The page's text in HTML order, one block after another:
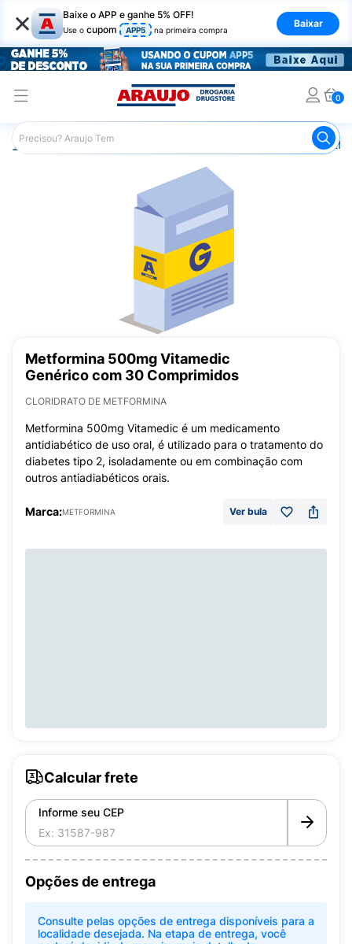
× Baixe o APP e ganhe 5% OFF!
Use o cupom APP5 na primeira compra
Baixar
0
Araujo Medicamentos
Metformina 500mg Vitamedic
Genérico com 30 Comprimidos
CLORIDRATO DE METFORMINA
Metformina 500mg Vitamedic é um medicamento
antidiabético de uso oral, é utilizado para o tratamento do
diabetes tipo 2, isoladamente ou em combinação com
outros antiadiabéticos orais.
Marca:METFORMINA Ver bula
Calcular frete
Informe seu CEP
Opções de entrega
Consulte pelas opções de entrega disponíveis para a
localidade desejada. Na etapa de entrega, você